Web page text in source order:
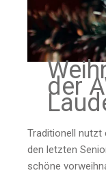
der
Traditionell nutzt
den letzten
schöne